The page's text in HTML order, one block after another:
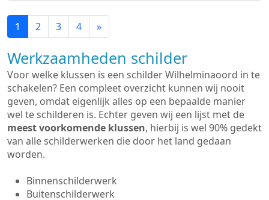
1 2 3 4 »
Werkzaamheden schilder
Voor welke klussen is een schilder Wilhelminaoord in te
schakelen? Een compleet overzicht kunnen wij nooit
geven, omdat eigenlijk alles op een bepaalde manier
wel te schilderen is. Echter geven wij een lijst met de
meest voorkomende klussen, hierbij is wel 90% gedekt
van alle schilderwerken die door het land gedaan
worden.
Binnenschilderwerk
Buitenschilderwerk